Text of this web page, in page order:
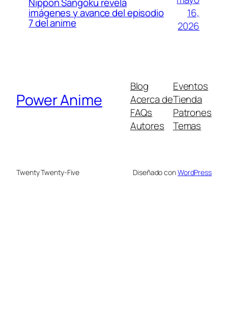
imágenes y avance del episodio
7 del anime
16,
2026
Power Anime
Blog
Acerca de
FAQs
Autores
Eventos
Tienda
Patrones
Temas
Twenty Twenty-Five Diseñado conWordPress